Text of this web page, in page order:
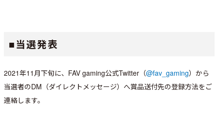
■当選発表
2021年11月下旬に、FAV gaming公式Twitter（@fav_gaming）から
当選者のDM（ダイレクトメッセージ）へ賞品送付先の登録方法をご
連絡します。